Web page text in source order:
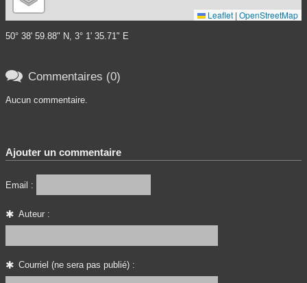
Leaflet | OpenStreetMap
50° 38' 59.88" N, 3° 1' 35.71" E
 Commentaires (0)
Aucun commentaire.
Ajouter un commentaire
Email :
Auteur :
Courriel (ne sera pas publié) :